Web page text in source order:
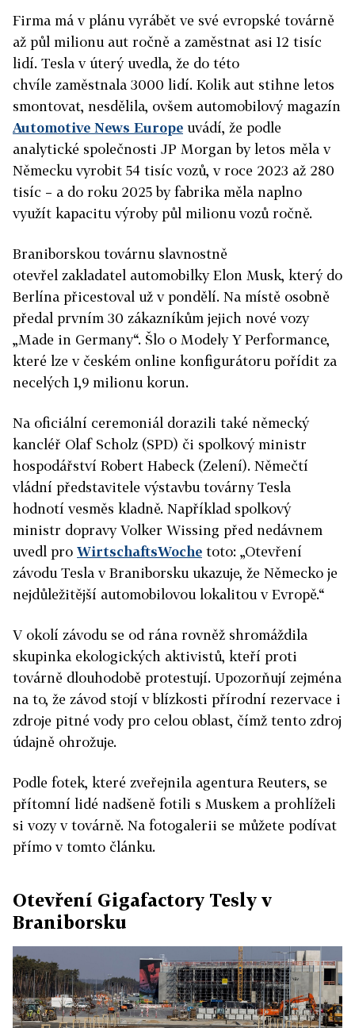
Firma má v plánu vyrábět ve své evropské továrně
až půl milionu aut ročně a zaměstnat asi 12 tisíc
lidí. Tesla v úterý uvedla, že do této
chvíle zaměstnala 3000 lidí. Kolik aut stihne letos
smontovat, nesdělila, ovšem automobilový magazín
Automotive News Europe uvádí, že podle
analytické společnosti JP Morgan by letos měla v
Německu vyrobit 54 tisíc vozů, v roce 2023 až 280
tisíc – a do roku 2025 by fabrika měla naplno
využít kapacitu výroby půl milionu vozů ročně.
Braniborskou továrnu slavnostně
otevřel zakladatel automobilky Elon Musk, který do
Berlína přicestoval už v pondělí. Na místě osobně
předal prvním 30 zákazníkům jejich nové vozy
„Made in Germany“. Šlo o Modely Y Performance,
které lze v českém online konfigurátoru pořídit za
necelých 1,9 milionu korun.
Na oficiální ceremoniál dorazili také německý
kancléř Olaf Scholz (SPD) či spolkový ministr
hospodářství Robert Habeck (Zelení). Němečtí
vládní představitele výstavbu továrny Tesla
hodnotí vesměs kladně. Například spolkový
ministr dopravy Volker Wissing před nedávnem
uvedl pro WirtschaftsWoche toto: „Otevření
závodu Tesla v Braniborsku ukazuje, že Německo je
nejdůležitější automobilovou lokalitou v Evropě.“
V okolí závodu se od rána rovněž shromáždila
skupinka ekologických aktivistů, kteří proti
továrně dlouhodobě protestují. Upozorňují zejména
na to, že závod stojí v blízkosti přírodní rezervace i
zdroje pitné vody pro celou oblast, čímž tento zdroj
údajně ohrožuje.
Podle fotek, které zveřejnila agentura Reuters, se
přítomní lidé nadšeně fotili s Muskem a prohlíželi
si vozy v továrně. Na fotogalerii se můžete podívat
přímo v tomto článku.
Otevření Gigafactory Tesly v
Braniborsku